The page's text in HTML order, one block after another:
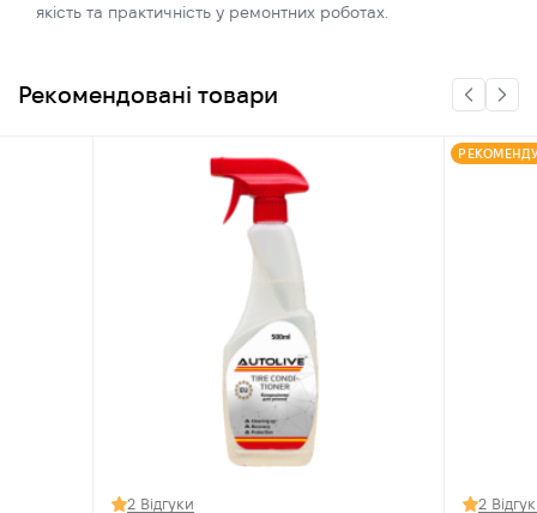
якість та практичність у ремонтних роботах.
Рекомендовані товари
2 Відгуки 2